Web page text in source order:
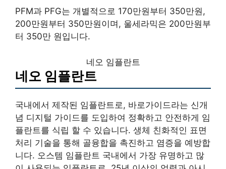
PFM과 PFG는 개별적으로 170만원부터 350만원,
200만원부터 350만원이며, 울세라믹은 200만원부
터 350만 원입니다.
네오 임플란트
네오 임플란트
국내에서 제작된 임플란트로, 바로가이드라는 신개
념 디지털 가이드를 도입하여 정확하고 안전하게 임
플란트를 식립 할 수 있습니다. 생체 친화적인 표면
처리 기술을 통해 골융합을 촉진하고 염증을 예방합
니다. 오스템 임플란트 국내에서 가장 유명하고 많